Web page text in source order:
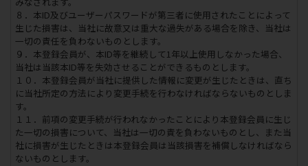
８．本ID及びユーザーパスワードが第三者に使用されたことによって
生じた損害は、当社に故意又は重大な過失がある場合を除き、当社は
一切の責任を負わないものとします。
９．本登録会員が、本ID等を継続して1年以上使用しなかった場合、
当社は当該本ID等を失効させることができるものとします。
１０．本登録会員が当社に提供した情報に変更が生じたときは、直ち
に当社所定の方法により変更手続を行わなければならないものとしま
す。
１１．前項の変更手続が行われなかったことにより本登録会員に生じ
た一切の損害について、当社は一切の責を負わないものとし、また当
社に損害が生じたときは本登録会員は当該損害を補償しなければなら
ないものとします。